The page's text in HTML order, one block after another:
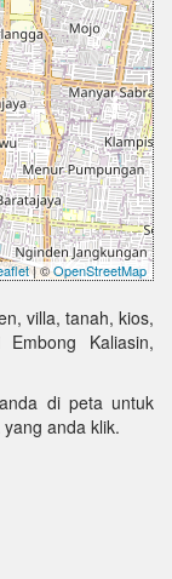
|©OpenStreetMap
villa, tanah, kios,
Kaliasin,
di peta untuk
anda klik.